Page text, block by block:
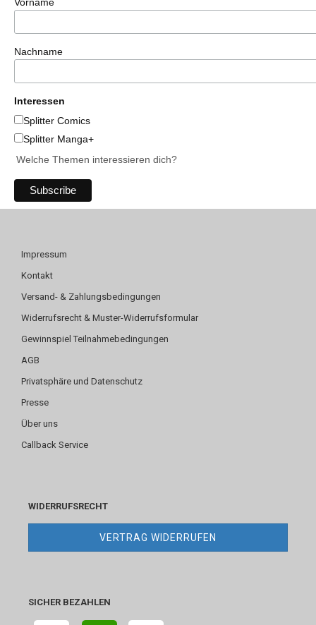
Vorname
Nachname
Interessen
Splitter Comics
Splitter Manga+
Welche Themen interessieren dich?
Impressum
Kontakt
Versand- & Zahlungsbedingungen
Widerrufsrecht & Muster-Widerrufsformular
Gewinnspiel Teilnahmebedingungen
AGB
Privatsphäre und Datenschutz
Presse
Über uns
Callback Service
WIDERRUFSRECHT
VERTRAG WIDERRUFEN
SICHER BEZAHLEN